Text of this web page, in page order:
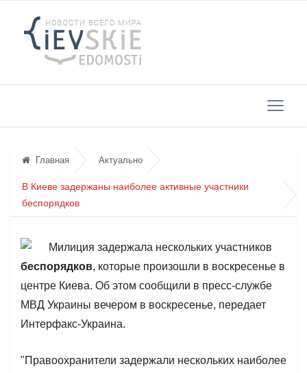
Главная Актуально
В Киеве задержаны наиболее активные участники
беспорядков
Милиция задержала нескольких участников
беспорядков, которые произошли в воскресенье в
центре Киева. Об этом сообщили в пресс-службе
МВД Украины вечером в воскресенье, передает
Интерфакс-Украина.
"Правоохранители задержали нескольких наиболее